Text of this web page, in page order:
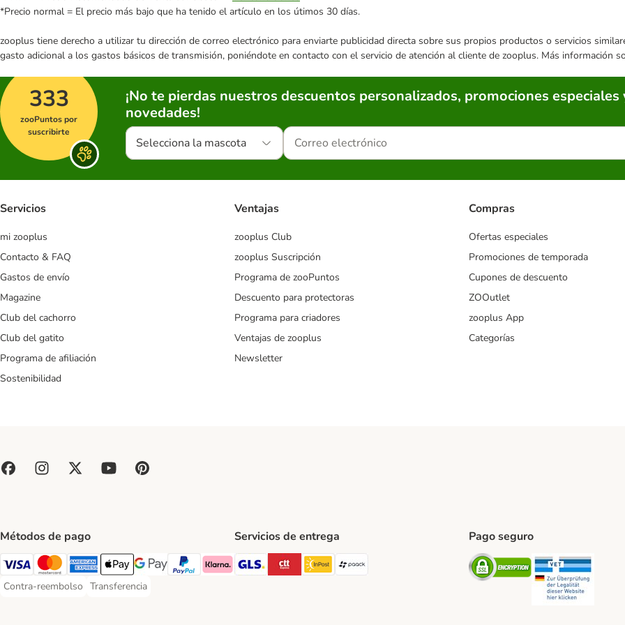
*Precio normal = El precio más bajo que ha tenido el artículo en los útimos 30 días.
zooplus tiene derecho a utilizar tu dirección de correo electrónico para enviarte publicidad directa sobre sus propios productos o servicios
gasto adicional a los gastos básicos de transmisión, poniéndote en contacto con el servicio de atención al cliente de zooplus. Más información
333
zooPuntos por
suscribirte
¡No te pierdas nuestros descuentos personalizados, promociones especiales
novedades!
Selecciona la mascota
Servicios
mi zooplus
Contacto & FAQ
Gastos de envío
Magazine
Club del cachorro
Club del gatito
Programa de afiliación
Sostenibilidad
Ventajas
zooplus Club
zooplus Suscripción
Programa de zooPuntos
Descuento para protectoras
Programa para criadores
Ventajas de zooplus
Newsletter
Compras
Ofertas especiales
Promociones de temporada
Cupones de descuento
ZOOutlet
zooplus App
Categorías
Métodos de pago
Visa Payment Method
Mastercard Payment Method
American Express Payment Method
Apple Pay Payment Method
Google Pay Payment Method
PayPal Payment Method
Klarna Payment Method
Contra-reembolso
Contra-reembolso Payment Method
Transferencia
Transferencia Payment Method
Servicios de entrega
GLS Shipping Method
CTTExpress Shipping Method
InPost Shipping Method
paack Shipping Method
Pago seguro
Security